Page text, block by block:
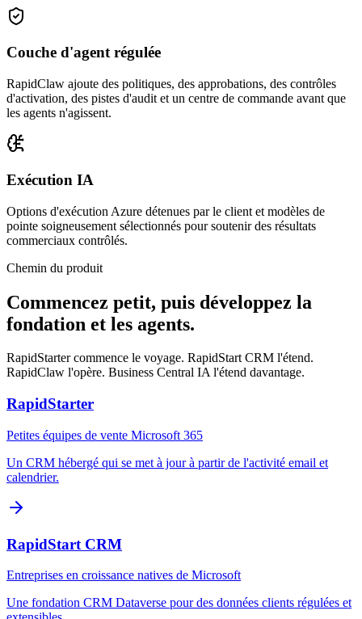
Couche d'agent régulée
RapidClaw ajoute des politiques, des approbations, des contrôles
d'activation, des pistes d'audit et un centre de commande avant que
les agents n'agissent.
Exécution IA
Options d'exécution Azure détenues par le client et modèles de
pointe soigneusement sélectionnés pour soutenir des résultats
commerciaux contrôlés.
Chemin du produit
Commencez petit, puis développez la
fondation et les agents.
RapidStarter commence le voyage. RapidStart CRM l'étend.
RapidClaw l'opère. Business Central IA l'étend davantage.
RapidStarter
Petites équipes de vente Microsoft 365
Un CRM hébergé qui se met à jour à partir de l'activité email et
calendrier.
RapidStart CRM
Entreprises en croissance natives de Microsoft
Une fondation CRM Dataverse pour des données clients régulées et